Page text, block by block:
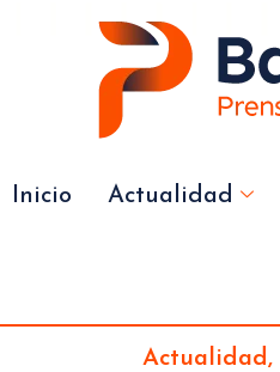
Inicio Actualidad
Actualidad,